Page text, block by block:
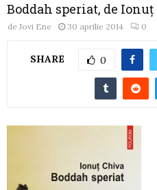
Boddah speriat, de
de Jovi Ene 30 aprilie 2014 0
SHARE 0